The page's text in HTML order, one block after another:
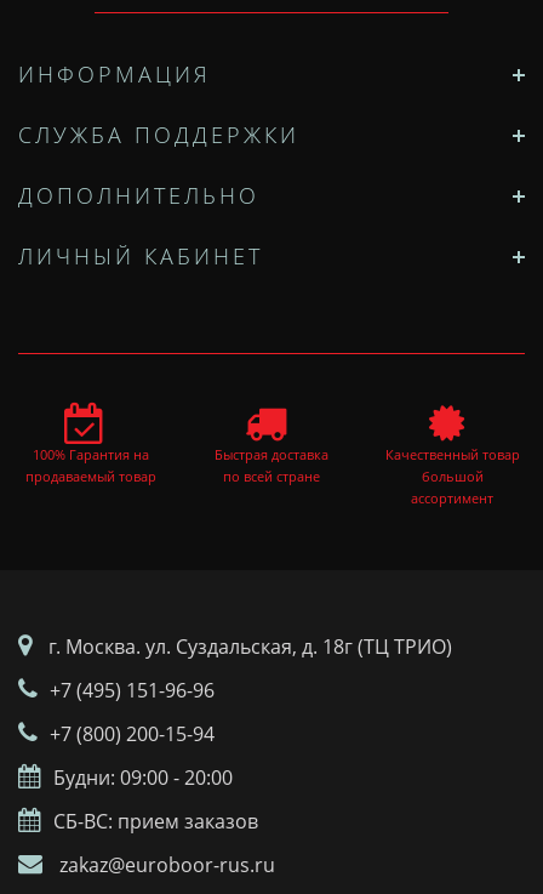
ИНФОРМАЦИЯ
СЛУЖБА ПОДДЕРЖКИ
ДОПОЛНИТЕЛЬНО
ЛИЧНЫЙ КАБИНЕТ
100% Гарантия на
продаваемый товар
Быстрая доставка
по всей стране
Качественный товар
большой
ассортимент
г. Москва. ул. Суздальская, д. 18г (ТЦ ТРИО)
+7 (495) 151-96-96
+7 (800) 200-15-94
Будни: 09:00 - 20:00
СБ-ВС: прием заказов
zakaz@euroboor-rus.ru